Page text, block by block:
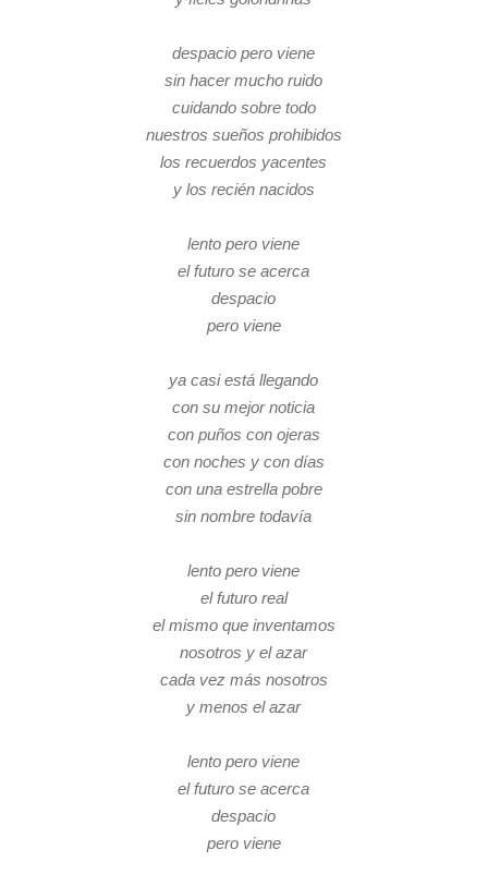
despacio pero viene
sin hacer mucho ruido
cuidando sobre todo
nuestros sueños prohibidos
los recuerdos yacentes
y los recién nacidos
lento pero viene
el futuro se acerca
despacio
pero viene
ya casi está llegando
con su mejor noticia
con puños con ojeras
con noches y con días
con una estrella pobre
sin nombre todavía
lento pero viene
el futuro real
el mismo que inventamos
nosotros y el azar
cada vez más nosotros
y menos el azar
lento pero viene
el futuro se acerca
despacio
pero viene